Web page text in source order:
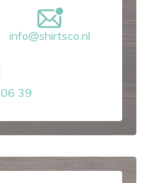
info@shirtsco.nl
39